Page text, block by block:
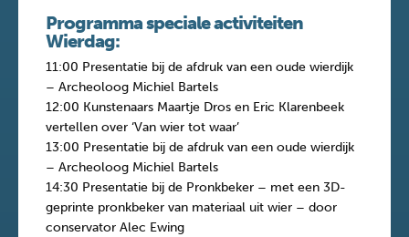
Programma speciale activiteiten
Wierdag:
11:00 Presentatie bij de afdruk van een oude wierdijk
– Archeoloog Michiel Bartels
12:00 Kunstenaars Maartje Dros en Eric Klarenbeek
vertellen over ‘Van wier tot waar’
13:00 Presentatie bij de afdruk van een oude wierdijk
– Archeoloog Michiel Bartels
14:30 Presentatie bij de Pronkbeker – met een 3D-
geprinte pronkbeker van materiaal uit wier – door
conservator Alec Ewing